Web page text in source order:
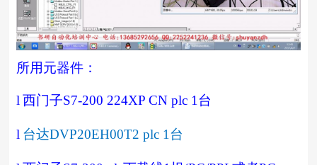
所用元器件：
l 西门子S7-200 224XP CN plc 1 台
l 台达DVP20EH00T2 plc 1 台